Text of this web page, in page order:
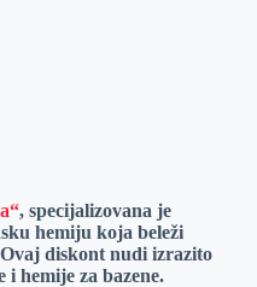
, specijalizovana je
hemiju koja beleži
diskont nudi izrazito
i hemije za bazene.